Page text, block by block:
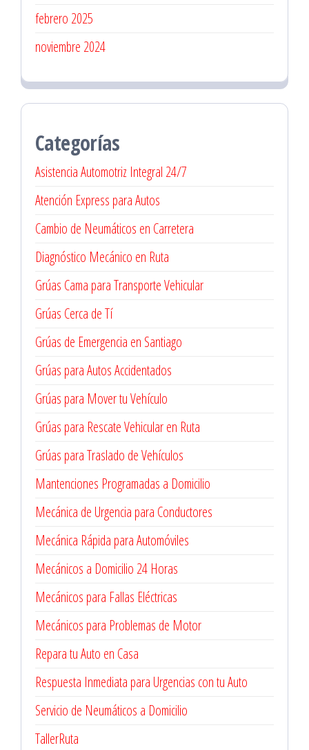
febrero 2025
noviembre 2024
Categorías
Asistencia Automotriz Integral 24/7
Atención Express para Autos
Cambio de Neumáticos en Carretera
Diagnóstico Mecánico en Ruta
Grúas Cama para Transporte Vehicular
Grúas Cerca de Tí
Grúas de Emergencia en Santiago
Grúas para Autos Accidentados
Grúas para Mover tu Vehículo
Grúas para Rescate Vehicular en Ruta
Grúas para Traslado de Vehículos
Mantenciones Programadas a Domicilio
Mecánica de Urgencia para Conductores
Mecánica Rápida para Automóviles
Mecánicos a Domicilio 24 Horas
Mecánicos para Fallas Eléctricas
Mecánicos para Problemas de Motor
Repara tu Auto en Casa
Respuesta Inmediata para Urgencias con tu Auto
Servicio de Neumáticos a Domicilio
TallerRuta